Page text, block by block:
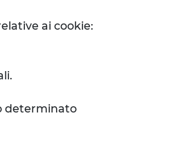
ai cookie:
determinato